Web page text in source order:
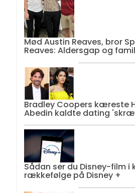
Mød Austin Reaves, bror
Reaves: Aldersgap og
Bradley Coopers kæreste
Abedin kaldte dating
Sådan ser du Disney-film i
rækkefølge på Disney +